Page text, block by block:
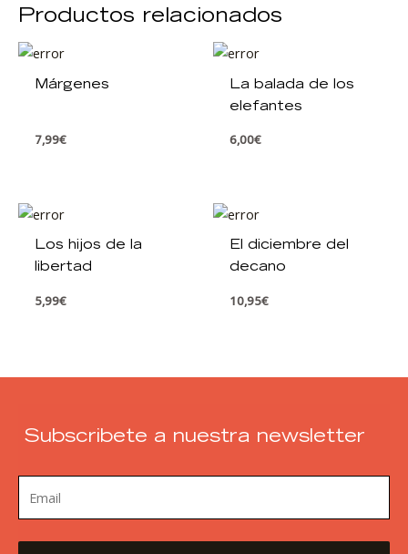
Productos relacionados
Márgenes
7,99€
La balada de los
elefantes
6,00€
Los hijos de la
libertad
5,99€
El diciembre del
decano
10,95€
Subscribete a nuestra newsletter